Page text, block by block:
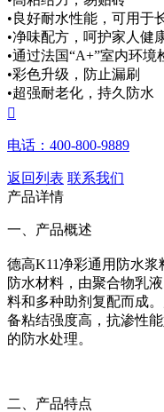
•良好耐水性能，可用于
•净味配方，呵护家人健
•通过法国“A+”室内环境
•彩色升级，防止漏刷
•超强耐老化，持久防水

电话：400-800-9889
返回列表 联系我们
产品详情
一、产品概述
德高K11净彩通用防水
防水材料，由聚合物乳
料和多种助剂复配而成
备粘结强度高，抗渗性
的防水处理。
二、产品特点